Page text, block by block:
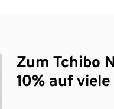
Zum Tchibo
10% auf